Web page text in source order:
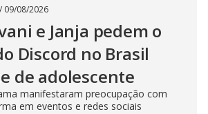
/ 09/08/2026
e Janja pedem o
Discord no Brasil
de adolescente
manifestaram preocupação com
em eventos e redes sociais